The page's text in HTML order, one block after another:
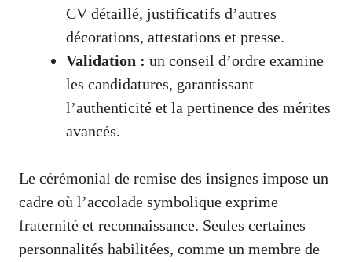
CV détaillé, justificatifs d’autres
décorations, attestations et presse.
Validation : un conseil d’ordre examine
les candidatures, garantissant
l’authenticité et la pertinence des mérites
avancés.
Le cérémonial de remise des insignes impose un
cadre où l’accolade symbolique exprime
fraternité et reconnaissance. Seules certaines
personnalités habilitées, comme un membre de